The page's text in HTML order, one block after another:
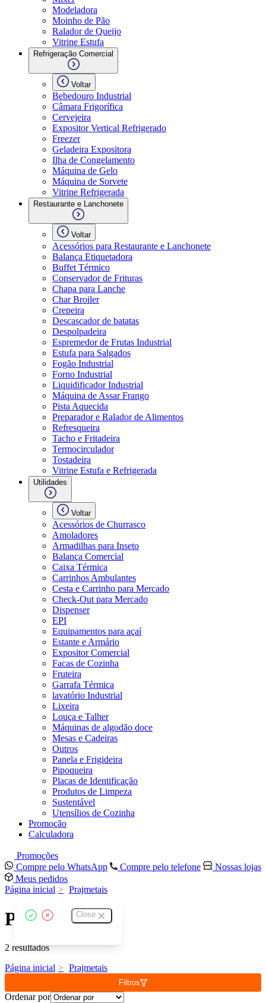
Modeladora
Moinho de Pão
Ralador de Queijo
Vitrine Estufa
Refrigeração Comercial
Voltar
Bebedouro Industrial
Câmara Frigorífica
Cervejeira
Expositor Vertical Refrigerado
Freezer
Geladeira Expositora
Ilha de Congelamento
Máquina de Gelo
Máquina de Sorvete
Vitrine Refrigerada
Restaurante e Lanchonete
Voltar
Acessórios para Restaurante e Lanchonete
Balança Etiquetadora
Buffet Térmico
Conservador de Frituras
Chapa para Lanche
Char Broiler
Crepeira
Descascador de batatas
Despolpadeira
Espremedor de Frutas Industrial
Estufa para Salgados
Fogão Industrial
Forno Industrial
Liquidificador Industrial
Máquina de Assar Frango
Pista Aquecida
Preparador e Ralador de Alimentos
Refresqueira
Tacho e Fritadeira
Termocirculador
Tostadeira
Vitrine Estufa e Refrigerada
Utilidades
Voltar
Acessórios de Churrasco
Amoladores
Armadilhas para Inseto
Balança Comercial
Caixa Térmica
Carrinhos Ambulantes
Cesta e Carrinho para Mercado
Check-Out para Mercado
Dispenser
EPI
Equipamentos para açaí
Estante e Armário
Expositor Comercial
Facas de Cozinha
Fruteira
Garrafa Térmica
lavatório Industrial
Lixeira
Louça e Talher
Máquinas de algodão doce
Mesas e Cadeiras
Outros
Panela e Frigideira
Pipoqueira
Placas de Identificação
Produtos de Limpeza
Sustentável
Utensílios de Cozinha
Promoção
Calculadora
Promoções
Compre pelo WhatsApp
Compre pelo telefone
Nossas lojas
Meus pedidos
Close
Página inicial Prajmetais
Prajmetais
2 resultados
Página inicial
Prajmetais
Filtros
Ordenar por